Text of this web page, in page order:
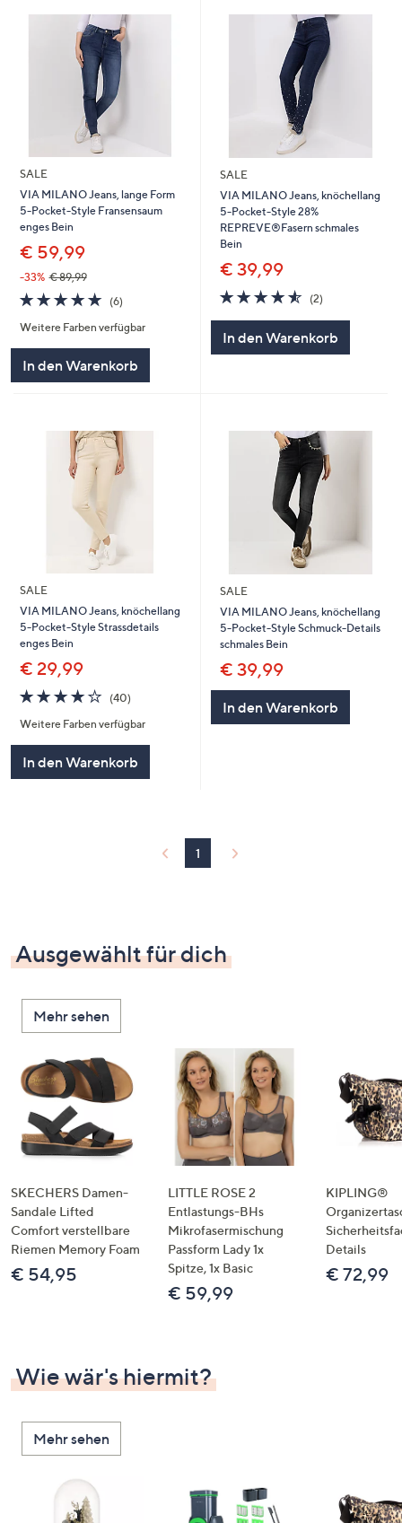
SALE
VIA MILANO Jeans, lange Form
5-Pocket-Style Fransensaum
enges Bein
€ 59,99
-33% € 89,99
4.8
von
5
(6)6
Weitere Farben verfügbar
In den Warenkorb
SALE
VIA MILANO Jeans, knöchellang
5-Pocket-Style 28%
REPREVE®Fasern schmales
Bein
€ 39,99
4.5
von
(2)2
In den Warenkorb
SALE
VIA MILANO Jeans, knöchellang
5-Pocket-Style Strassdetails
enges Bein
€ 29,99
3.8
von
5
(40)40
Weitere Farben verfügbar
In den Warenkorb
SALE
VIA MILANO Jeans, knöchellang
5-Pocket-Style Schmuck-Details
schmales Bein
€ 39,99
In den Warenkorb
1
Ausgewählt für dich
Mehr sehen
SKECHERS Damen-
Sandale Lifted
Comfort verstellbare
Riemen Memory Foam
€ 54,95
LITTLE ROSE 2
Entlastungs-BHs
Mikrofasermischung
Passform Lady 1x
Spitze, 1x Basic
€ 59,99
KIPLING®
Details
€ 72,99
Wie wär's hiermit?
Mehr sehen